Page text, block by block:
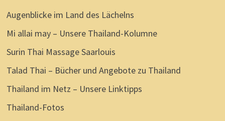
Augenblicke im Land des Lächelns
Mi allai may – Unsere Thailand-Kolumne
Surin Thai Massage Saarlouis
Talad Thai – Bücher und Angebote zu Thailand
Thailand im Netz – Unsere Linktipps
Thailand-Fotos